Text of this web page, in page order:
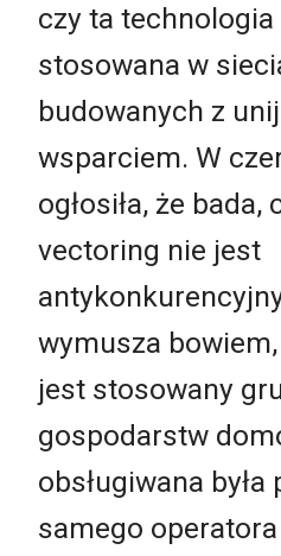
czy ta
stosowana w
budowanych z
wsparciem. W
ogłosiła, że bada,
vectoring nie jest
wymusza
jest stosowany
gospodarstw
obsługiwana była
samego